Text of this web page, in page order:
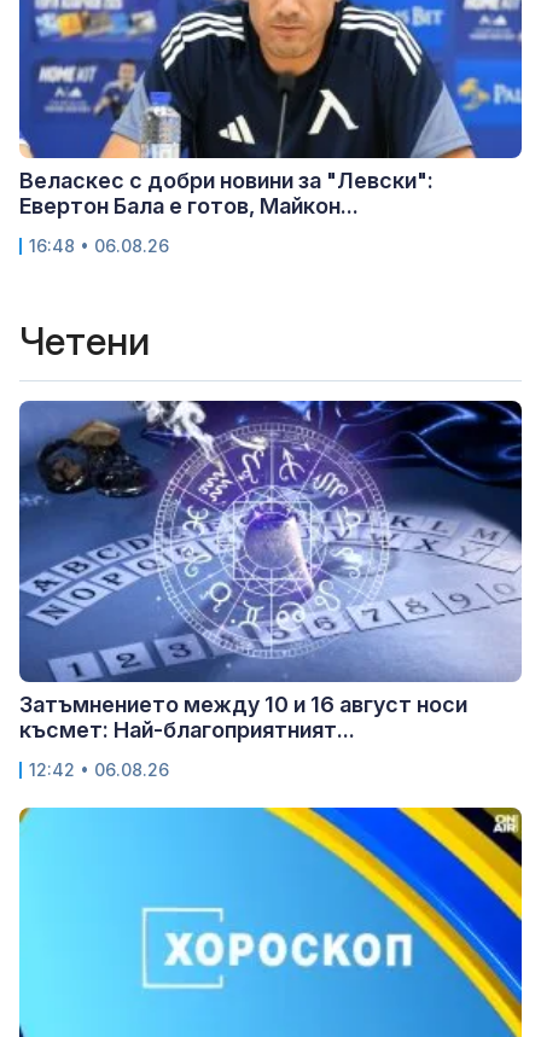
Веласкес с добри новини за "Левски":
Евертон Бала е готов, Майкон...
16:48 • 06.08.26
Четени
Затъмнението между 10 и 16 август носи
късмет: Най-благоприятният...
12:42 • 06.08.26